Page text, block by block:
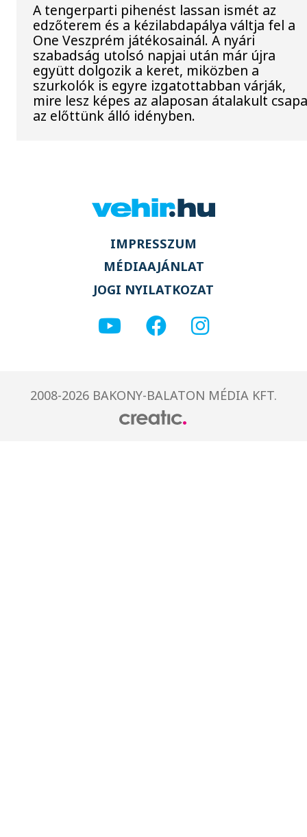
A tengerparti pihenést lassan ismét az
edzőterem és a kézilabdapálya váltja fel a
One Veszprém játékosainál. A nyári
szabadság utolsó napjai után már újra
együtt dolgozik a keret, miközben a
szurkolók is egyre izgatottabban várják,
mire lesz képes az alaposan átalakult
az előttünk álló idényben.
IMPRESSZUM
MÉDIAAJÁNLAT
JOGI NYILATKOZAT
2008-2026 BAKONY-BALATON MÉDIA KFT.